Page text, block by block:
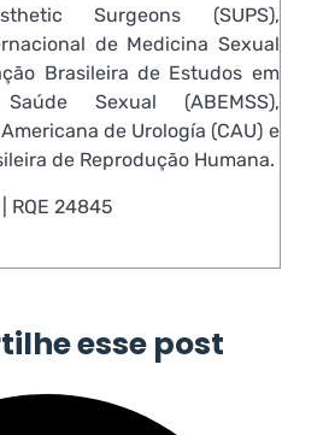
Surgeons (SUPS),
de Medicina Sexual
Brasileira de Estudos em
Sexual (ABEMSS),
de Urología (CAU) e
de Reprodução Humana.
RQE 24845
esse post